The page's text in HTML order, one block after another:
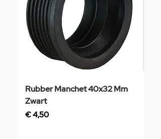
Rubber Manchet 40x32 Mm
Zwart
Prijs
€ 4,50